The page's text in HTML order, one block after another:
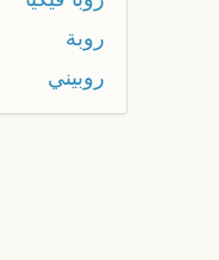
روبة
روبيني